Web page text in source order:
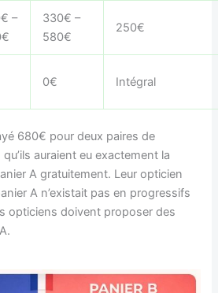
–
330€ –
580€
250€
0€ Intégral
680€ pour deux paires de
auraient eu exactement la
A gratuitement. Leur opticien
A n’existait pas en progressifs
opticiens doivent proposer des